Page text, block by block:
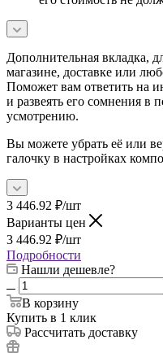
Дополнительная вкладка,
магазине, доставке или
Поможет вам ответить на
и развеять его сомнения в
усмотрению.
Вы можете убрать её или
галочку в настройках
3 446.92 ₽/шт
Варианты цен
3 446.92 ₽/шт
Подробности
Нашли дешевле?
В корзину
Купить в 1 клик
Рассчитать доставку